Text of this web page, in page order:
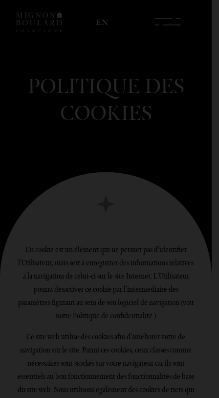
EN
POLITIQUE DES
COOKIES
Un cookie est un élément qui ne permet pas d’identifier
l’Utilisateur, mais sert à enregistrer des informations relatives
à la navigation de celui-ci sur le site Internet. L’Utilisateur
pourra désactiver ce cookie par l’intermédiaire des
paramètres figurant au sein de son logiciel de navigation (voir
notre Politique de confidentialité.)
Ce site web utilise des cookies afin d’améliorer votre de
navigation sur le site. Parmi ces cookies, ceux classés comme
nécessaires sont stockés sur votre navigateur car ils sont
essentiels au bon fonctionnement des fonctionnalités de base
du site web. Nous utilisons également des cookies de tiers qui